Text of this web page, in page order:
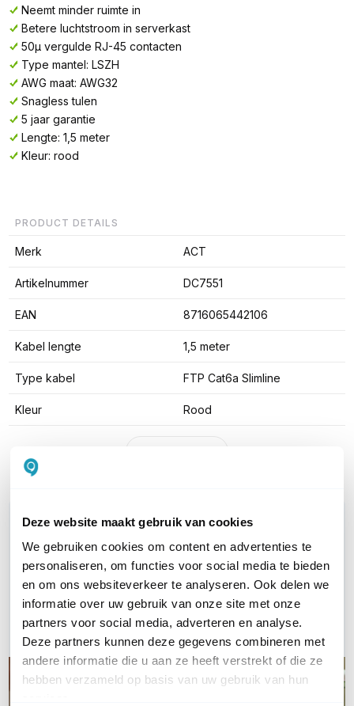
Deze website maakt gebruik van cookies
We gebruiken cookies om content en advertenties te
personaliseren, om functies voor social media te bieden
en om ons websiteverkeer te analyseren. Ook delen we
informatie over uw gebruik van onze site met onze
partners voor social media, adverteren en analyse.
Deze partners kunnen deze gegevens combineren met
andere informatie die u aan ze heeft verstrekt of die ze
hebben verzameld op basis van uw gebruik van hun
Neemt minder ruimte in
Betere luchtstroom in serverkast
50µ vergulde RJ-45 contacten
Type mantel: LSZH
AWG maat: AWG32
Snagless tulen
5 jaar garantie
Lengte: 1,5 meter
Kleur: rood
PRODUCT DETAILS
Merk ACT
Artikelnummer DC7551
EAN 8716065442106
Kabel lengte 1,5 meter
Type kabel FTP Cat6a Slimline
Kleur Rood
WIL JIJ ADVIES OP MAAT?
Vraag het onze experts!
Bel ons
E-mail